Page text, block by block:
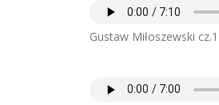
Gustaw Miłoszewski cz.1